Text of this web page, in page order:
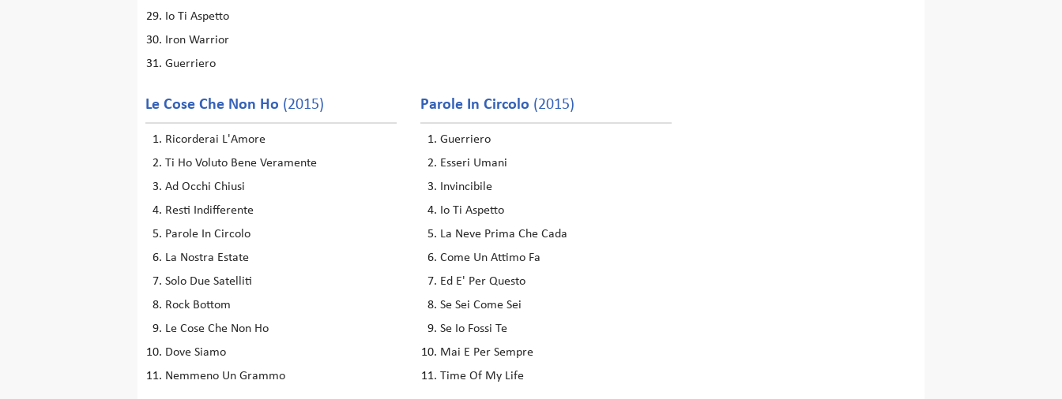
Io Ti Aspetto
Iron Warrior
Guerriero
Le Cose Che Non Ho (2015)
Ricorderai L'Amore
Ti Ho Voluto Bene Veramente
Ad Occhi Chiusi
Resti Indifferente
Parole In Circolo
La Nostra Estate
Solo Due Satelliti
Rock Bottom
Le Cose Che Non Ho
Dove Siamo
Nemmeno Un Grammo
Parole In Circolo (2015)
Guerriero
Esseri Umani
Invincibile
Io Ti Aspetto
La Neve Prima Che Cada
Come Un Attimo Fa
Ed E' Per Questo
Se Sei Come Sei
Se Io Fossi Te
Mai E Per Sempre
Time Of My Life